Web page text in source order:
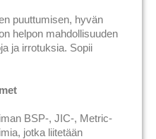
puuttumisen, hyvän
helpon mahdollisuuden
ja irrotuksia. Sopii
BSP-, JIC-, Metric-
jotka liitetään